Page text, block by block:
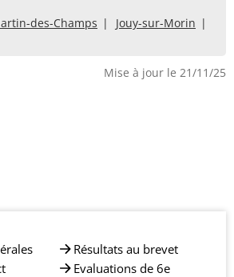
des-Champs
Jouy-sur-Morin
Mise à jour le 21/11/25
Résultats au brevet
Evaluations de 6e